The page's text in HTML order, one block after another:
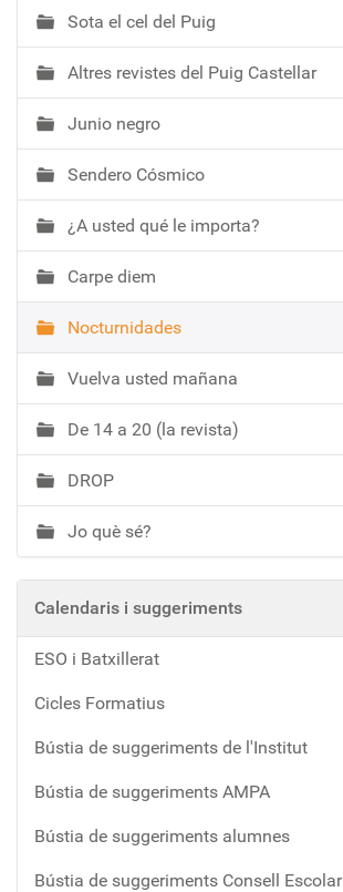
N
a
v
e
g
a
c
ó
Sota el cel del Puig
Altres revistes del Puig Castellar
Junio negro
Sendero Cósmico
¿A usted qué le importa?
Carpe diem
Nocturnidades
Vuelva usted mañana
De 14 a 20 (la revista)
DROP
Jo què sé?
Calendaris i suggeriments
ESO i Batxillerat
Cicles Formatius
Bústia de suggeriments de l'Institut
Bústia de suggeriments AMPA
Bústia de suggeriments alumnes
Bústia de suggeriments Consell Escolar